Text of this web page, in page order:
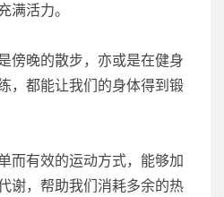
满活力。
傍晚的散步，亦或是在健身
，都能让我们的身体得到锻
而有效的运动方式，能够加
谢，帮助我们消耗多余的热